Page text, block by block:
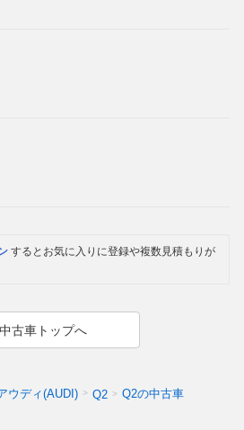
するとお気に入りに登録や複数見積もりが
中古車トップへ
ウディ(AUDI) Q2 Q2の中古車